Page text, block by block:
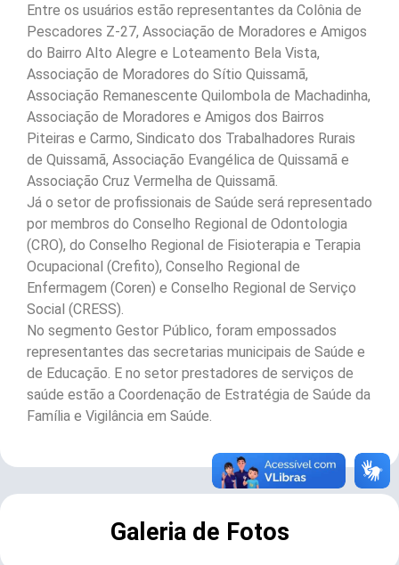
Entre os usuários estão representantes da Colônia de
Pescadores Z-27, Associação de Moradores e Amigos
do Bairro Alto Alegre e Loteamento Bela Vista,
Associação de Moradores do Sítio Quissamã,
Associação Remanescente Quilombola de Machadinha,
Associação de Moradores e Amigos dos Bairros
Piteiras e Carmo, Sindicato dos Trabalhadores Rurais
de Quissamã, Associação Evangélica de Quissamã e
Associação Cruz Vermelha de Quissamã.
Já o setor de profissionais de Saúde será representado
por membros do Conselho Regional de Odontologia
(CRO), do Conselho Regional de Fisioterapia e Terapia
Ocupacional (Crefito), Conselho Regional de
Enfermagem (Coren) e Conselho Regional de Serviço
Social (CRESS).
No segmento Gestor Público, foram empossados
representantes das secretarias municipais de Saúde e
de Educação. E no setor prestadores de serviços de
saúde estão a Coordenação de Estratégia de Saúde da
Família e Vigilância em Saúde.
Galeria de Fotos